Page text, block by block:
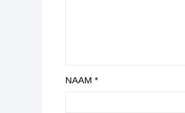
NAAM *